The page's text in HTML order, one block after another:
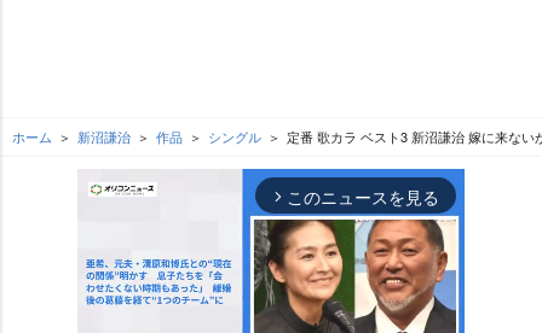
ホーム 新沼謙治 作品 シングル 定番 歌カラ ベスト3 新沼謙治 嫁に来ない
arrow_forward_ios このニュースを見る